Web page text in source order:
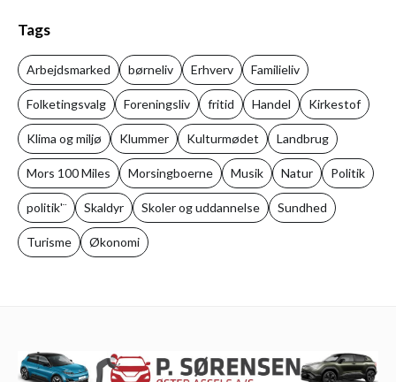
Tags
Arbejdsmarked børneliv Erhverv Familieliv
Folketingsvalg Foreningsliv fritid Handel Kirkestof
Klima og miljø Klummer Kulturmødet Landbrug
Mors 100 Miles Morsingboerne Musik Natur Politik
politik'¨ Skaldyr Skoler og uddannelse Sundhed
Turisme Økonomi